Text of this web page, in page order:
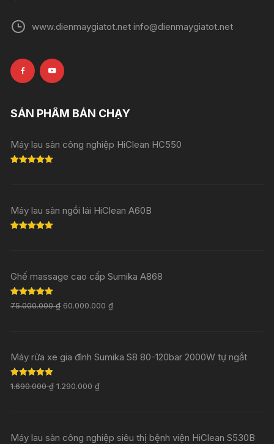
www.dienmaygiatot.net info@dienmaygiatot.net
SẢN PHẨM BÁN CHẠY
Máy lau sàn công nghiệp HiClean HC550
Máy lau sàn ngồi lái HiClean A60B
Ghế massage cao cấp Sumika A868
Rated5.00
out of 5
75.000.000₫ 60.000.000₫
Máy rửa xe gia đình Sumika S8 80-120bar 2000W tự ngắt
Rated 5.00
out of 5
1.690.000₫ 1.290.000₫
Máy lau sàn công nghiệp siêu thị bệnh viện HiClean S530B